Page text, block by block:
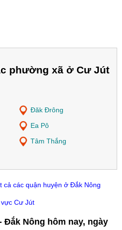
phường xã ở Cư Jút
Đăk Đrông
Ea Pô
Tâm Thắng
cả các quận huyện ở Đắk Nông
Cư Jút
Nông hôm nay, ngày